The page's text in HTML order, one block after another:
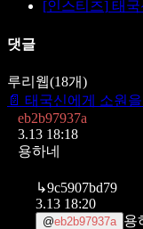
[인스티즈] 태국
댓글
루리웹(18개)
📄 태국신에게 소원
eb2b97937a
3.13 18:18
용하네
↳9c5907bd79
3.13 18:20
@eb2b97937a 용